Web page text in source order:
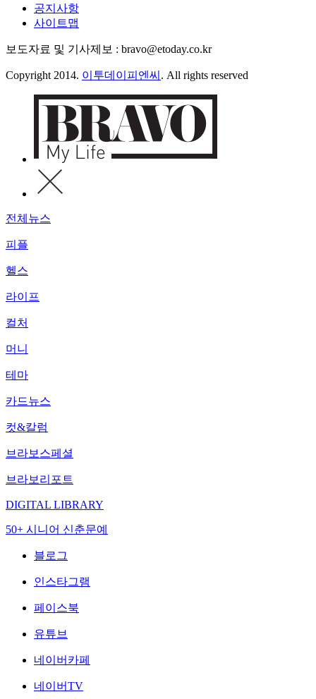
공지사항
사이트맵
보도자료 및 기사제보 : bravo@etoday.co.kr
Copyright 2014. 이투데이피엔씨 . All rights reserved
전체뉴스
피플
헬스
라이프
컬처
머니
테마
카드뉴스
컷&칼럼
브라보스페셜
브라보리포트
DIGITAL LIBRARY
50+ 시니어 신춘문예
블로그
인스타그램
페이스북
유튜브
네이버카페
네이버TV